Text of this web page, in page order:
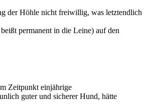
der Höhle nicht freiwillig, was letztendlich
permanent in die Leine) auf den
Zeitpunkt einjährige
guter und sicherer Hund, hätte